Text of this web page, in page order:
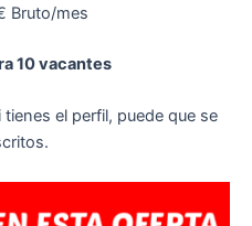
Bruto/mes
10 vacantes
el perfil, puede que se